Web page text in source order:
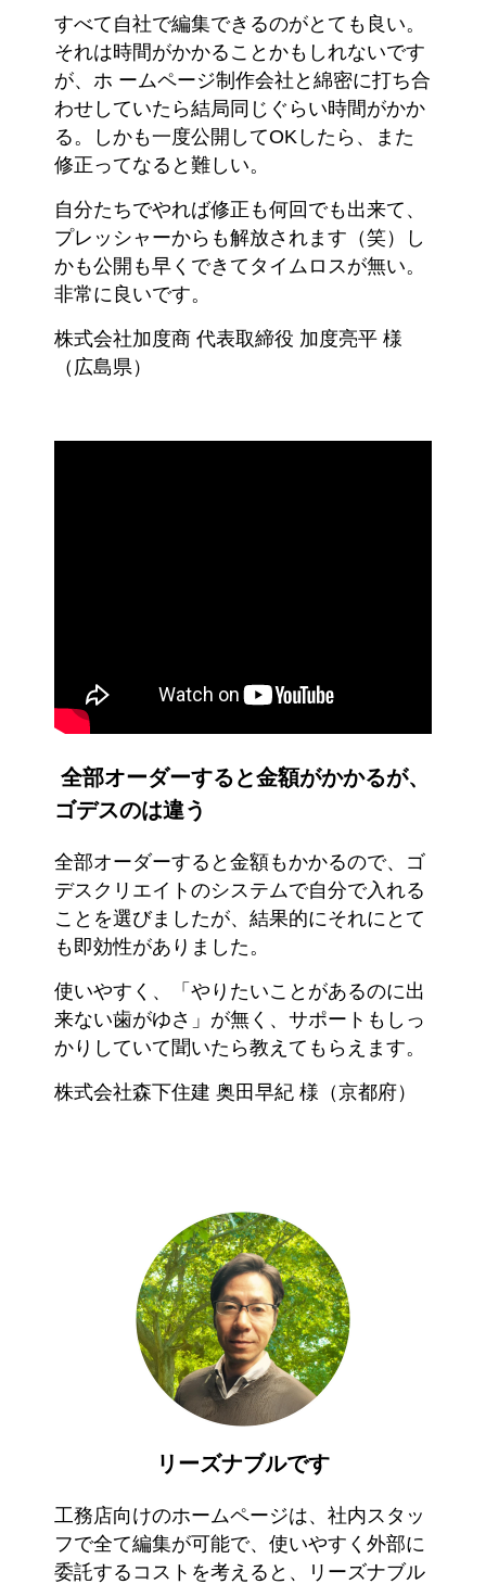
すべて自社で編集できるのがとても良い。
それは時間がかかることかもしれないです
が、ホ ームページ制作会社と綿密に打ち合
わせしていたら結局同じぐらい時間がかか
る。しかも一度公開してOKしたら、また
修正ってなると難しい。
自分たちでやれば修正も何回でも出来て、
プレッシャーからも解放されます（笑）し
かも公開も早くできてタイムロスが無い。
非常に良いです。
株式会社加度商 代表取締役 加度亮平 様
（広島県）
全部オーダーすると金額がかかるが、
ゴデスのは違う
全部オーダーすると金額もかかるので、ゴ
デスクリエイトのシステムで自分で入れる
ことを選びましたが、結果的にそれにとて
も即効性がありました。
使いやすく、「やりたいことがあるのに出
来ない歯がゆさ」が無く、サポートもしっ
かりしていて聞いたら教えてもらえます。
株式会社森下住建 奥田早紀 様（京都府）
リーズナブルです
工務店向けのホームページは、社内スタッ
フで全て編集が可能で、使いやすく外部に
委託するコストを考えると、リーズナブル